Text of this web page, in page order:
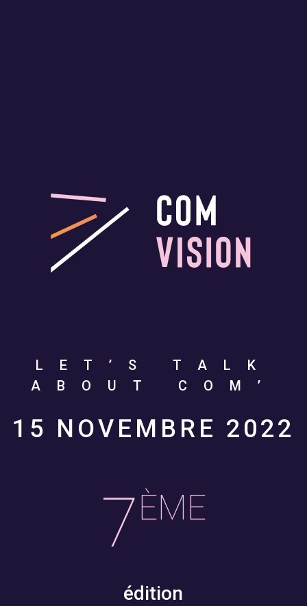
LET’S TALK
ABOUT COM’
15 NOVEMBRE 2022
7ÈME
édition